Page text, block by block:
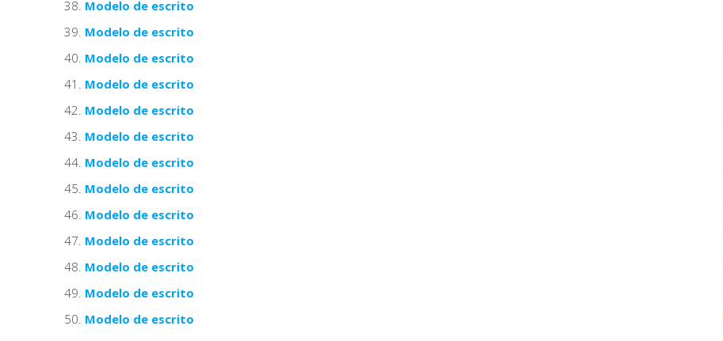
Modelo de escrito
Modelo de escrito
Modelo de escrito
Modelo de escrito
Modelo de escrito
Modelo de escrito
Modelo de escrito
Modelo de escrito
Modelo de escrito
Modelo de escrito
Modelo de escrito
Modelo de escrito
Modelo de escrito